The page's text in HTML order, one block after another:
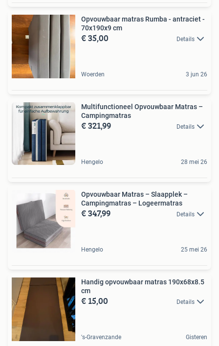
Opvouwbaar matras Rumba - antraciet -
70x190x9 cm
€ 35,00 Details
Woerden 3 jun 26
Multifunctioneel Opvouwbaar Matras –
Campingmatras
€ 321,99 Details
Hengelo 28 mei 26
Opvouwbaar Matras – Slaapplek –
Campingmatras – Logeermatras
€ 347,99 Details
Hengelo 25 mei 26
Handig opvouwbaar matras 190x68x8.5
cm
€ 15,00 Details
's-Gravenzande Gisteren